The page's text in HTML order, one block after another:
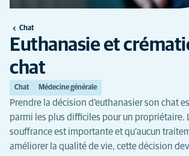
Chat
Euthanasie et
chat
Chat Médecine générale
Prendre la décision d’euthanasier son chat
parmi les plus difficiles pour un propriétaire.
souffrance est importante et qu’aucun
améliorer la qualité de vie, cette décision